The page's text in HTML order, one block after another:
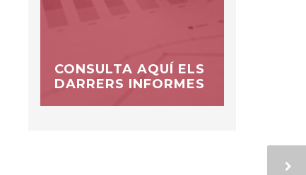
CONSULTA AQUÍ ELS
DARRERS INFORMES